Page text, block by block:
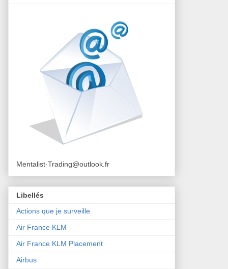
Mentalist-Trading@outlook.fr
Libellés
Actions que je surveille
Air France KLM
Air France KLM Placement
Airbus